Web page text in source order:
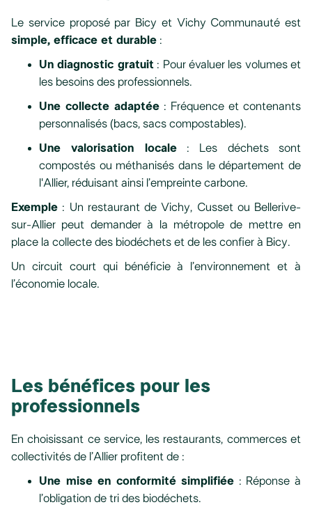
Le service proposé par Bicy et Vichy Communauté est
simple, efficace et durable :
Un diagnostic gratuit: Pour évaluer les volumes et
les besoins des professionnels.
Une collecte adaptée : Fréquence et contenants
personnalisés (bacs, sacs compostables).
Une valorisation locale: Les déchets sont
compostés ou méthanisés dans le département de
l'Allier, réduisant ainsi l’empreinte carbone.
Exemple : Un restaurant de Vichy, Cusset ou Bellerive-
sur-Allier peut demander à la métropole de mettre en
place la collecte des biodéchets et de les confier à Bicy.
Un circuit court qui bénéficie à l’environnement et à
l’économie locale.
Les bénéfices pour les
professionnels
En choisissant ce service, les restaurants, commerces et
collectivités de l’Allier profitent de :
Une mise en conformité simplifiée : Réponse à
l’obligation de tri des biodéchets.